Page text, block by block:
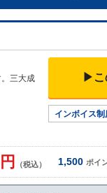
三大成
▶こ
インボイス
円 （税込） 1,500 ポイ